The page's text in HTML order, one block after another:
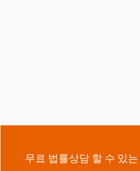
무료 법률상담 할 수 있